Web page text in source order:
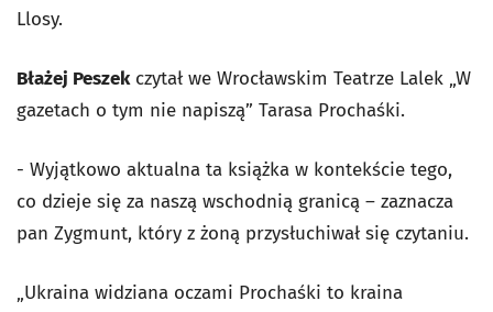
Llosy.
Błażej Peszekczytał we Wrocławskim Teatrze Lalek „W
gazetach o tym nie napiszą” Tarasa Prochaśki.
- Wyjątkowo aktualna ta książka w kontekście tego,
co dzieje się za naszą wschodnią granicą – zaznacza
pan Zygmunt, który z żoną przysłuchiwał się czytaniu.
„Ukraina widziana oczami Prochaśki to kraina